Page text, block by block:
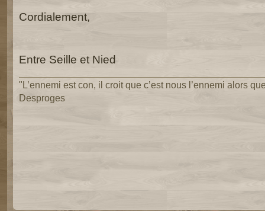
Cordialement,
Entre Seille et Nied
"L’ennemi est con, il croit que c’est nous l’ennemi alors
Desproges